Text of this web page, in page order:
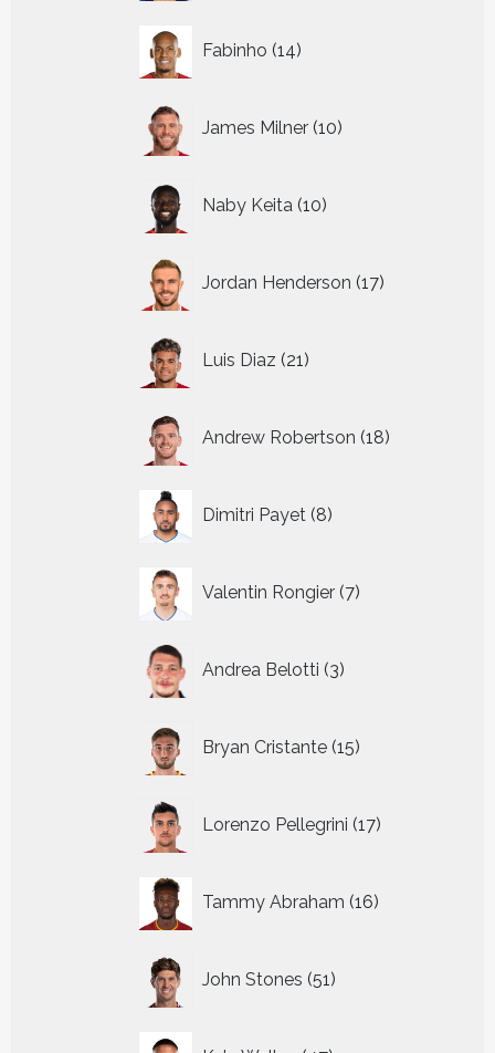
Fabinho 14
producten
James Milner 10
producten
Naby Keita 10
producten
Jordan Henderson 17
producten
Luis Diaz 21
producten
Andrew Robertson 18
producten
Dimitri Payet 8
producten
Valentin Rongier 7
producten
Andrea Belotti 3
producten
Bryan Cristante 15
producten
Lorenzo Pellegrini 17
producten
Tammy Abraham 16
producten
John Stones 51
producten